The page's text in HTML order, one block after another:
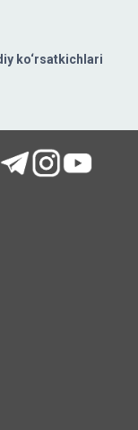
ko‘rsatkichlari